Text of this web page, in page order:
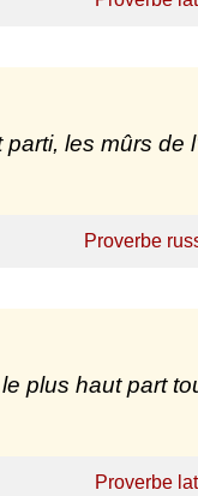
les mûrs de
Proverbe
plus haut part
Proverbe